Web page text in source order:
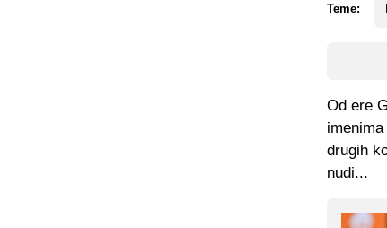
Teme:
Od ere
drugih
nudi...